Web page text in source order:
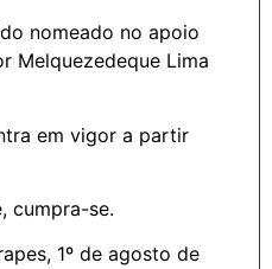
nomeado no apoio
Melquezedeque Lima
em vigor a partir
cumpra-se.
1º de agosto de